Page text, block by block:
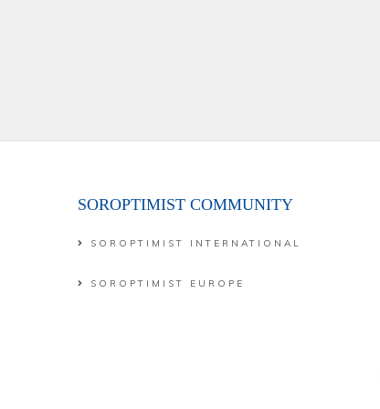
SOROPTIMIST COMMUNITY
SOROPTIMIST INTERNATIONAL
SOROPTIMIST EUROPE